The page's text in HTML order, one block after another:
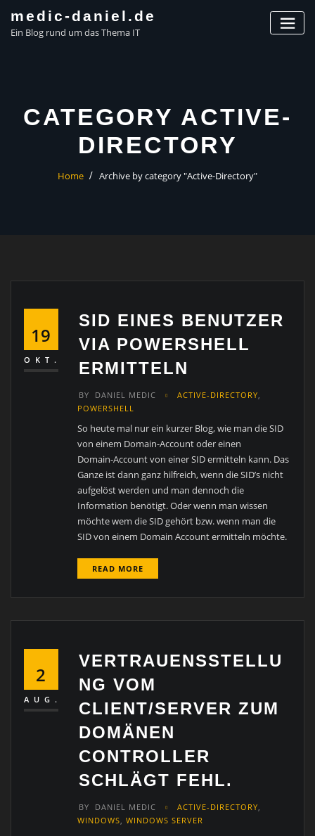
content
medic-daniel.de
Ein Blog rund um das Thema IT
CATEGORY ACTIVE-
DIRECTORY
Home Archive by category "Active-Directory"
19
OKT.
SID EINES BENUTZER
VIA POWERSHELL
ERMITTELN
BY DANIEL MEDIC ACTIVE-DIRECTORY
POWERSHELL
So heute mal nur ein kurzer Blog, wie man die SID
von einem Domain-Account oder einen
Domain-Account von einer SID ermitteln kann. Das
Ganze ist dann ganz hilfreich, wenn die SID’s nicht
aufgelöst werden und man dennoch die
Information benötigt. Oder wenn man wissen
möchte wem die SID gehört bzw. wenn man die
SID von einem Domain Account ermitteln möchte.
READ MORE
2
AUG.
VERTRAUENSSTELLU
NG VOM
CLIENT/SERVER ZUM
DOMÄNEN
CONTROLLER
SCHLÄGT FEHL.
BY DANIEL MEDIC ACTIVE-DIRECTORY
WINDOWS ,WINDOWS SERVER